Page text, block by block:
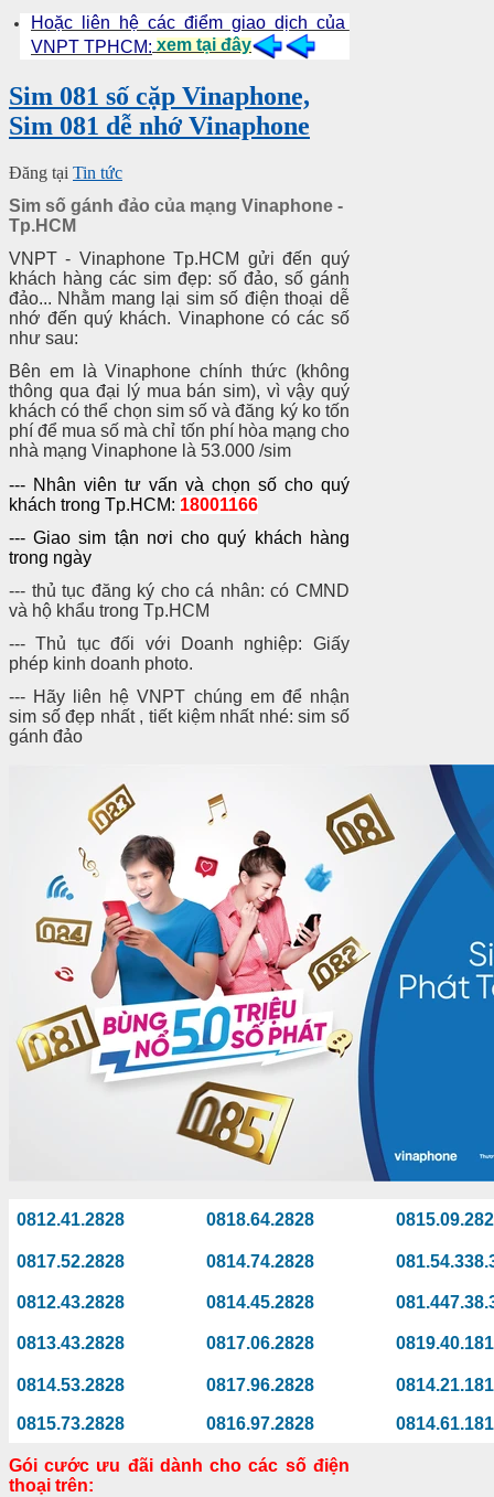
Hoặc liên hệ các điểm giao dịch của
VNPT TPHCM: xem tại đây
Sim 081 số cặp Vinaphone,
Sim 081 dễ nhớ Vinaphone
Đăng tại Tin tức
Sim số gánh đảo của mạng Vinaphone -
Tp.HCM
VNPT - Vinaphone Tp.HCM gửi đến quý
khách hàng các sim đẹp: số đảo, số gánh
đảo... Nhằm mang lại sim số điện thoại dễ
nhớ đến quý khách. Vinaphone có các số
như sau:
Bên em là Vinaphone chính thức (không
thông qua đại lý mua bán sim), vì vậy quý
khách có thể chọn sim số và đăng ký ko tốn
phí để mua số mà chỉ tốn phí hòa mạng cho
nhà mạng Vinaphone là 53.000 /sim
--- Nhân viên tư vấn và chọn số cho quý
khách trong Tp.HCM: 18001166
--- Giao sim tận nơi cho quý khách hàng
trong ngày
--- thủ tục đăng ký cho cá nhân: có CMND
và hộ khẩu trong Tp.HCM
--- Thủ tục đối với Doanh nghiệp: Giấy
phép kinh doanh photo.
--- Hãy liên hệ VNPT chúng em để nhận
sim số đẹp nhất , tiết kiệm nhất nhé: sim số
gánh đảo
0812.41.2828 0818.64.2828
0817.52.2828 0814.74.2828
0812.43.2828 0814.45.2828
0813.43.2828 0817.06.2828
0814.53.2828 0817.96.2828
0815.73.2828 0816.97.2828
Gói cước ưu đãi dành cho các số điện
thoại trên: